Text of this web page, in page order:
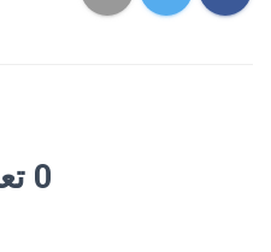
0 تعليق